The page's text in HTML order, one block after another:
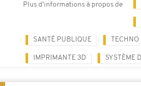
Plus d'informations à propos de
SANTÉ PUBLIQUE TECHNO
IMPRIMANTE 3D SYSTÈME